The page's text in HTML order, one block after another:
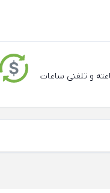
آنلاین 24 ساعته و تلفنی ساعات